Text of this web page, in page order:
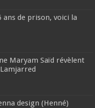
ans de prison, voici la
Maryam Saïd révèlent
design (Henné)